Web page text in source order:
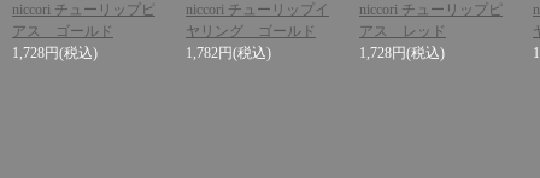
niccori チューリップピ
アス ゴールド
1,728円(税込)
niccori チューリップイ
ヤリング ゴールド
1,782円(税込)
niccori チューリップピ
アス レッド
1,728円(税込)